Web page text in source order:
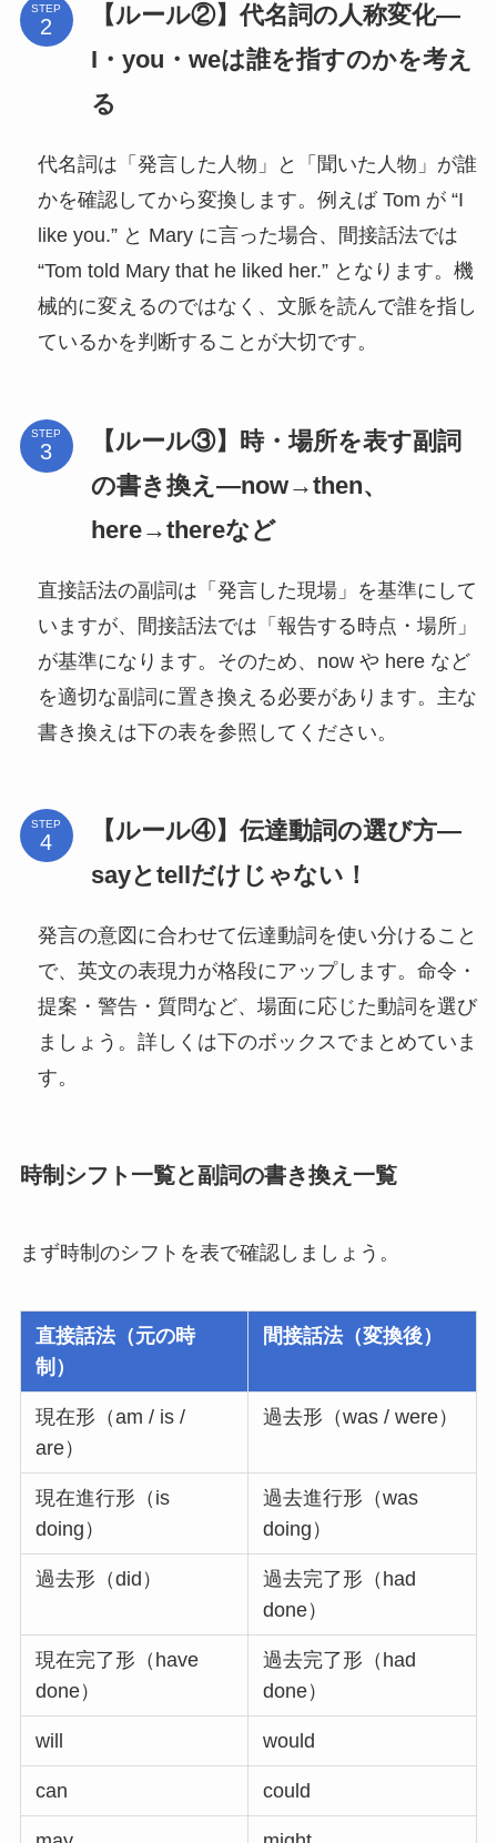
STEP
【ルール②】代名詞の人称変化—
I・you・weは誰を指すのかを考え
る
代名詞は「発言した人物」と「聞いた人物」が誰
かを確認してから変換します。例えば Tom が “I
like you.” と Mary に言った場合、間接話法では
“Tom told Mary that he liked her.” となります。機
械的に変えるのではなく、文脈を読んで誰を指し
ているかを判断することが大切です。
STEP
【ルール③】時・場所を表す副詞
の書き換え—now→then、
here→thereなど
直接話法の副詞は「発言した現場」を基準にして
いますが、間接話法では「報告する時点・場所」
が基準になります。そのため、now や here など
を適切な副詞に置き換える必要があります。主な
書き換えは下の表を参照してください。
STEP
【ルール④】伝達動詞の選び方—
sayとtellだけじゃない！
発言の意図に合わせて伝達動詞を使い分けること
で、英文の表現力が格段にアップします。命令・
提案・警告・質問など、場面に応じた動詞を選び
ましょう。詳しくは下のボックスでまとめていま
す。
時制シフト一覧と副詞の書き換え一覧
まず時制のシフトを表で確認しましょう。
直接話法（元の時
制）
間接話法（変換後）
現在形（am / is /
are）
過去形（was / were）
現在進行形（is
doing）
過去進行形（was
doing）
過去形（did）
過去完了形（had
done）
現在完了形（have
done）
過去完了形（had
done）
will would
can could